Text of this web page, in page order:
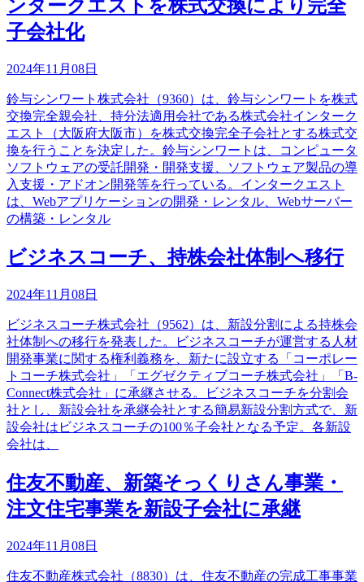
ンタークエストを株式交換により完全
子会社化
2024年11月08日
鈴与シンワート株式会社（9360）は、鈴与シンワートを株式
交換完全親会社、持分法適用会社である株式会社インターク
エスト（大阪府大阪市）を株式交換完全子会社とする株式交
換を行うことを決定した。鈴与シンワートは、コンピュータ
ソフトウェアの受託開発・開発支援、ソフトウェア製品の導
入支援・アドオン開発等を行っている。インタークエスト
は、Webアプリケーションの開発・レンタル、Webサーバー
の構築・レンタル
ビジネスコーチ、持株会社体制へ移行
2024年11月08日
ビジネスコーチ株式会社（9562）は、新設分割による持株会
社体制への移行を発表した。ビジネスコーチが運営する人材
開発事業に関する権利義務を、新たに設立する「コーポレー
トコーチ株式会社」「エグゼクティブコーチ株式会社」「B-
Connect株式会社」に承継させる。ビジネスコーチを分割会
社とし、新設会社を承継会社とする簡易新設分割方式で、新
設会社はビジネスコーチの100％子会社となる予定。各新設
会社は、
住友不動産、新築そっくりさん事業・
注文住宅事業を新設子会社に承継
2024年11月08日
住友不動産株式会社（8830）は、住友不動産の完成工事事業